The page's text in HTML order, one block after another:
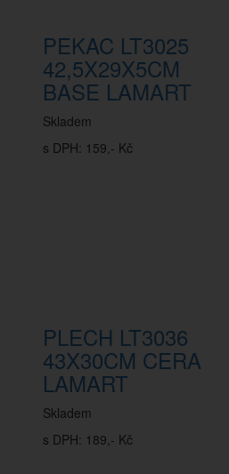
PEKAC LT3025
42,5X29X5CM
BASE LAMART
Skladem
s DPH: 159,- Kč
PLECH LT3036
43X30CM CERA
LAMART
Skladem
s DPH: 189,- Kč